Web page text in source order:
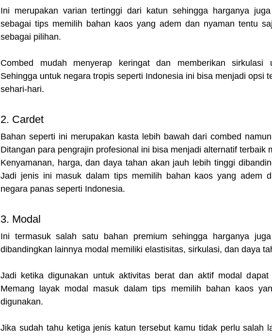
Ini merupakan varian tertinggi dari katun sehingga harganya
sebagai tips memilih bahan kaos yang adem dan nyaman tentu
sebagai pilihan.
Combed mudah menyerap keringat dan memberikan sirkulasi
Sehingga untuk negara tropis seperti Indonesia ini bisa menjadi opsi
sehari-hari.
2. Cardet
Bahan seperti ini merupakan kasta lebih bawah dari combed
Ditangan para pengrajin profesional ini bisa menjadi alternatif terbaik
Kenyamanan, harga, dan daya tahan akan jauh lebih tinggi
Jadi jenis ini masuk dalam tips memilih bahan kaos yang adem
negara panas seperti Indonesia.
3. Modal
Ini termasuk salah satu bahan premium sehingga harganya
dibandingkan lainnya modal memiliki elastisitas, sirkulasi, dan daya
Jadi ketika digunakan untuk aktivitas berat dan aktif modal dapat
Memang layak modal masuk dalam tips memilih bahan kaos
digunakan.
Jika sudah tahu ketiga jenis katun tersebut kamu tidak perlu salah